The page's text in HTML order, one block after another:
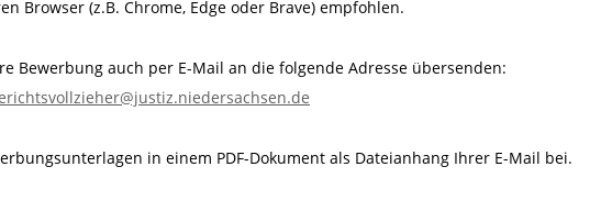
Browser (z.B. Chrome, Edge oder Brave) empfohlen.
Bewerbung auch per E-Mail an die folgende Adresse übersenden:
in einem PDF-Dokument als Dateianhang Ihrer E-Mail bei.